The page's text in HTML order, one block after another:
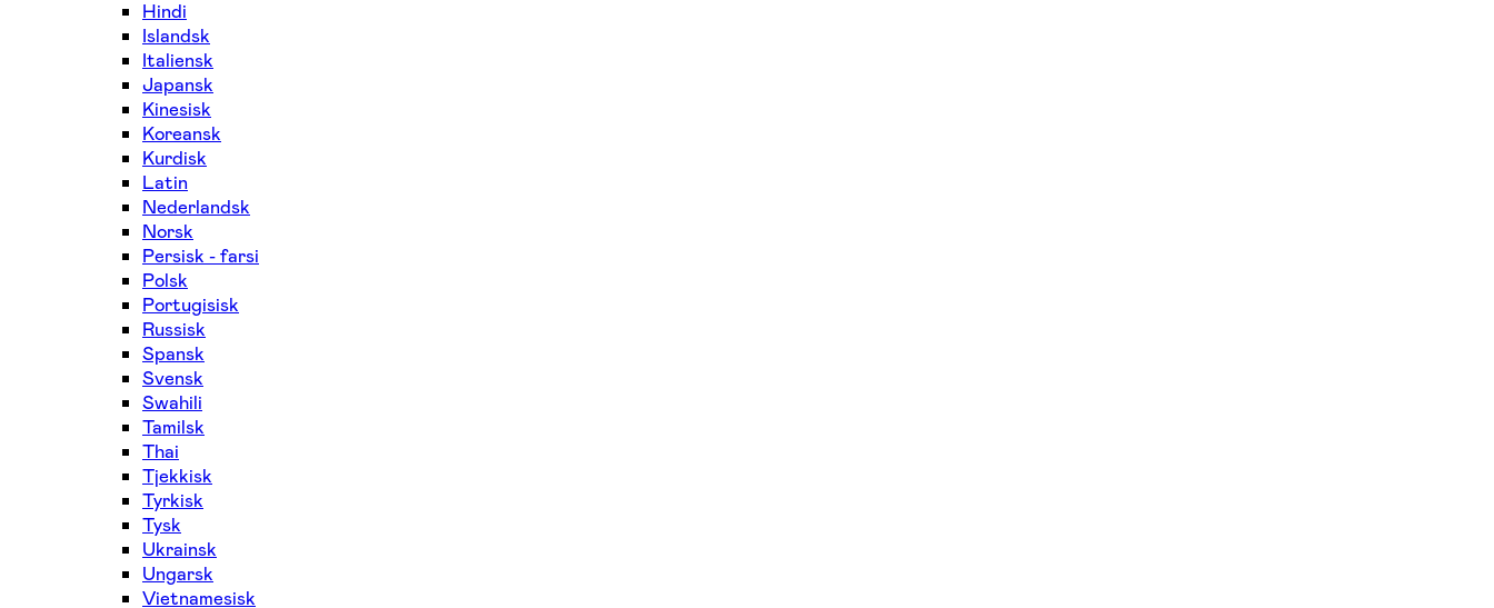
Hindi
Islandsk
Italiensk
Japansk
Kinesisk
Koreansk
Kurdisk
Latin
Nederlandsk
Norsk
Persisk - farsi
Polsk
Portugisisk
Russisk
Spansk
Svensk
Swahili
Tamilsk
Thai
Tjekkisk
Tyrkisk
Tysk
Ukrainsk
Ungarsk
Vietnamesisk